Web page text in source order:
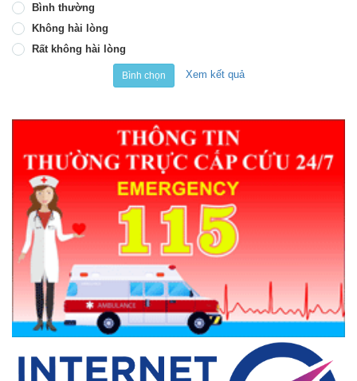
Bình thường
Không hài lòng
Rất không hài lòng
Bình chọn Xem kết quả